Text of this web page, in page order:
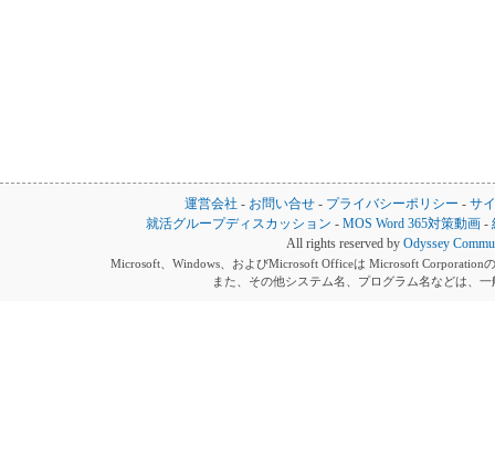
運営会社 - お問い合せ - プライバシーポリシー - サ
就活グループディスカッション -MOS Word 365対策動画 -
All rights reserved by Odyssey
Microsoft、Windows、およびMicrosoft Officeは Microsoft Corporation
また、その他システム名、プログラム名などは、